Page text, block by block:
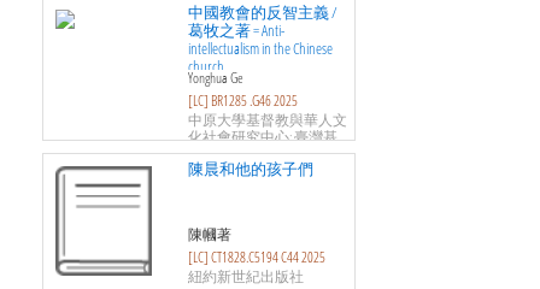
中國教會的反智主義 /
葛牧之著 = Anti-
intellectualism in the Chinese
church
Yonghua Ge
[LC] BR1285 .G46 2025
中原大學基督教與華人文
化社會研究中心; 臺灣基
督教文藝出版社
陳晨和他的孩子們
陳幗著
[LC] CT1828.C5194 C44 2025
紐約新世紀出版社